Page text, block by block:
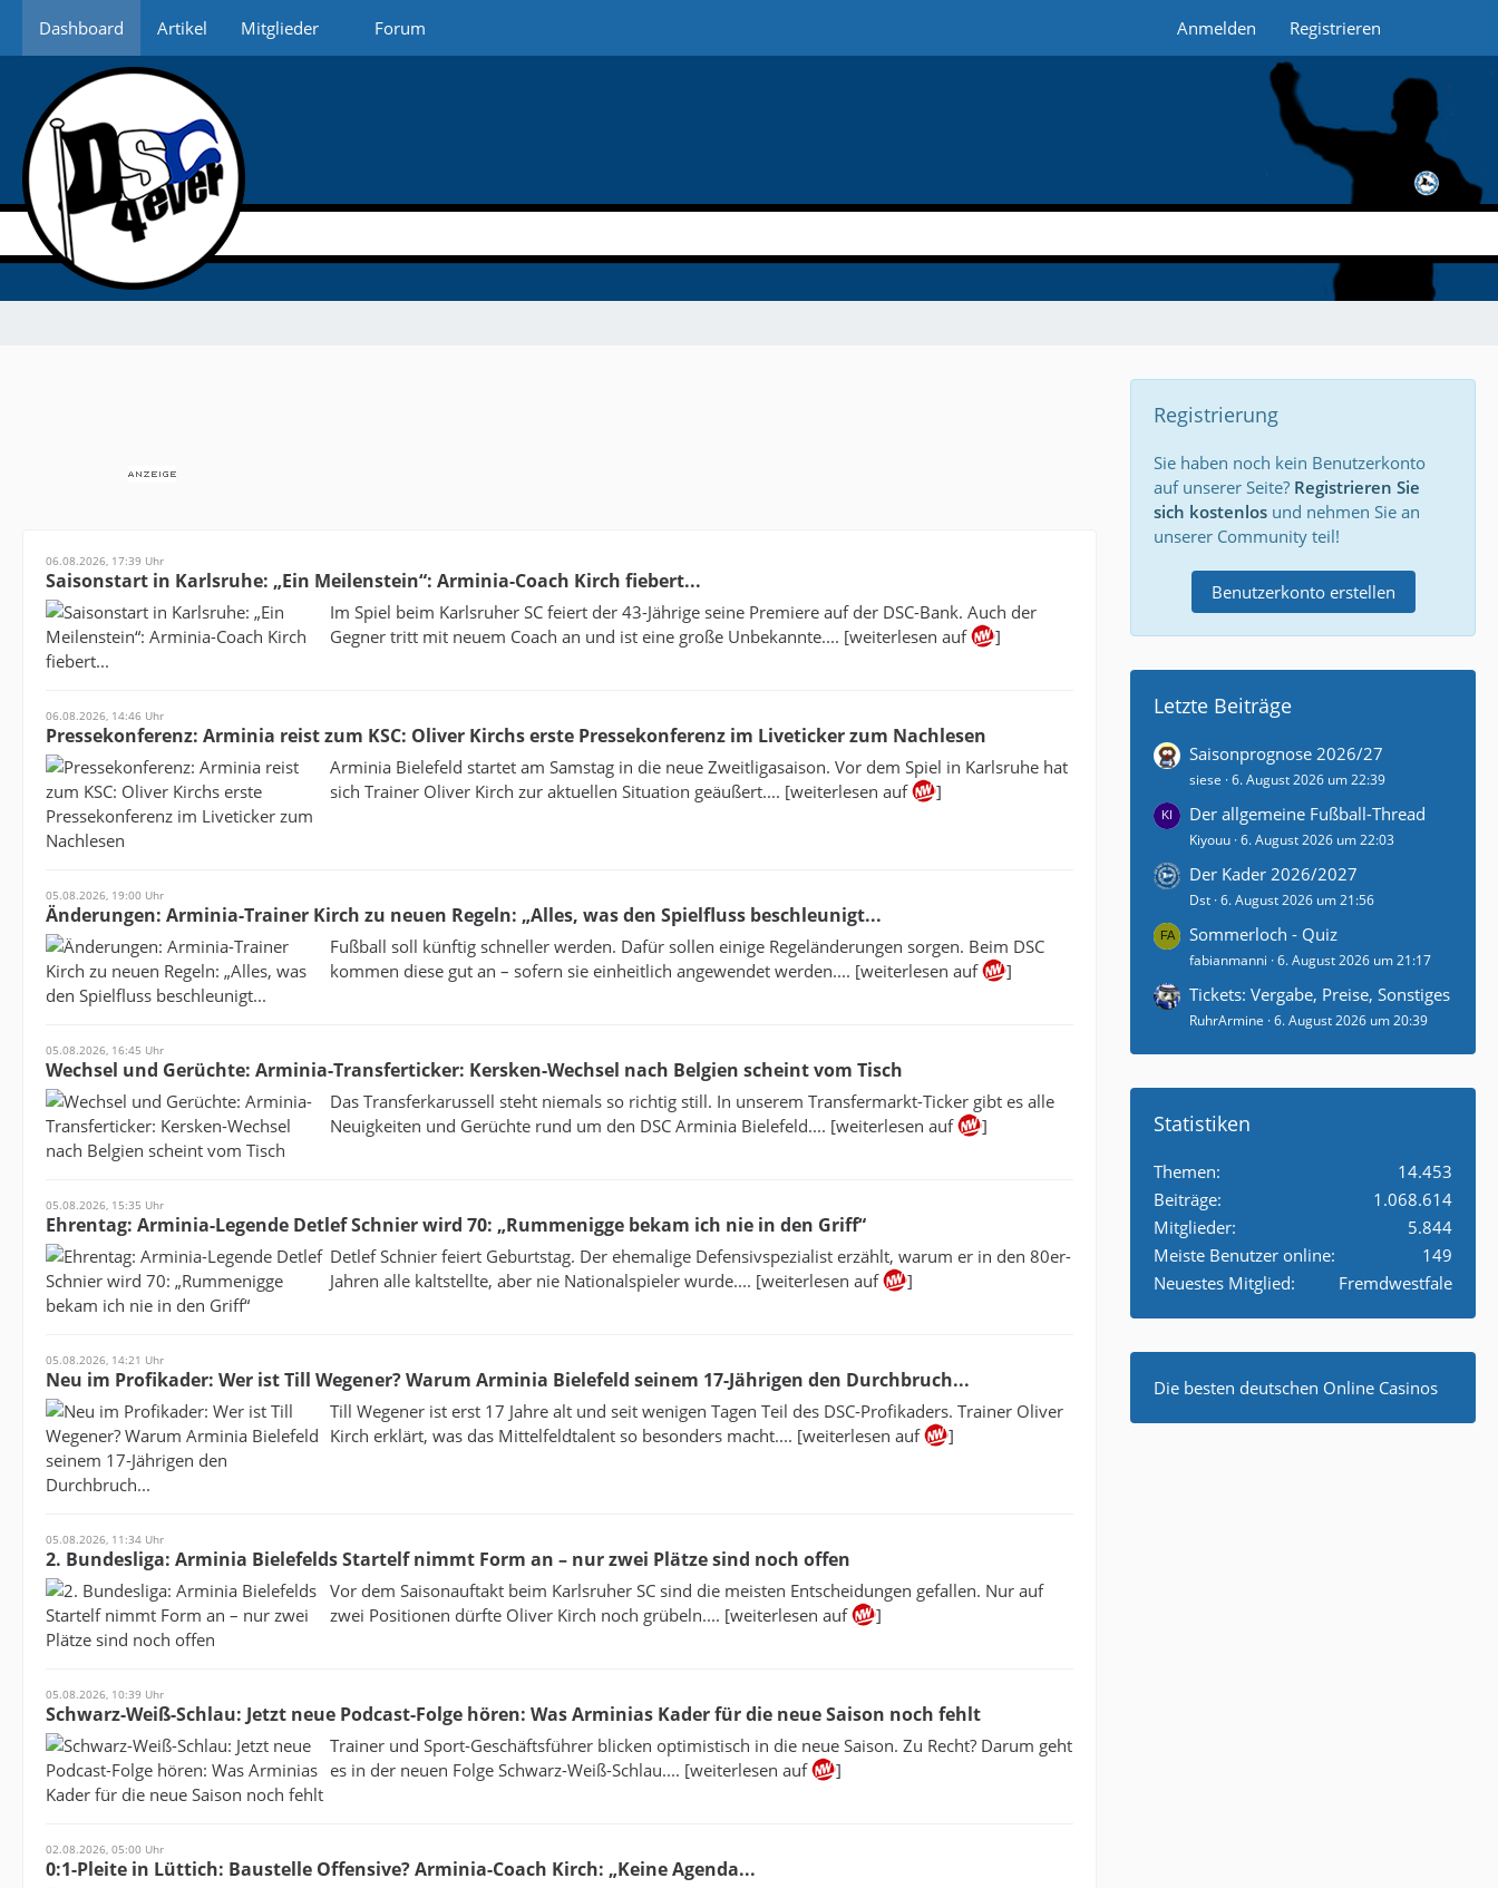
Dashboard Artikel Mitglieder Forum Anmelden Registrieren
06.08.2026, 17:39 Uhr
Saisonstart in Karlsruhe: „Ein Meilenstein“: Arminia-Coach Kirch fiebert...
Im Spiel beim Karlsruher SC feiert der 43-Jährige seine Premiere auf der DSC-Bank. Auch der
Gegner tritt mit neuem Coach an und ist eine große Unbekannte.... [weiterlesen auf
]
06.08.2026, 14:46 Uhr
Pressekonferenz: Arminia reist zum KSC: Oliver Kirchs erste Pressekonferenz im Liveticker zum Nachlesen
Arminia Bielefeld startet am Samstag in die neue Zweitligasaison. Vor dem Spiel in Karlsruhe hat
sich Trainer Oliver Kirch zur aktuellen Situation geäußert.... [weiterlesen auf
]
05.08.2026, 19:00 Uhr
Änderungen: Arminia-Trainer Kirch zu neuen Regeln: „Alles, was den Spielfluss beschleunigt...
Fußball soll künftig schneller werden. Dafür sollen einige Regeländerungen sorgen. Beim DSC
kommen diese gut an – sofern sie einheitlich angewendet werden.... [weiterlesen auf
]
05.08.2026, 16:45 Uhr
Wechsel und Gerüchte: Arminia-Transferticker: Kersken-Wechsel nach Belgien scheint vom Tisch
Das Transferkarussell steht niemals so richtig still. In unserem Transfermarkt-Ticker gibt es alle
Neuigkeiten und Gerüchte rund um den DSC Arminia Bielefeld.... [weiterlesen auf
]
05.08.2026, 15:35 Uhr
Ehrentag: Arminia-Legende Detlef Schnier wird 70: „Rummenigge bekam ich nie in den Griff“
Detlef Schnier feiert Geburtstag. Der ehemalige Defensivspezialist erzählt, warum er in den 80er-
Jahren alle kaltstellte, aber nie Nationalspieler wurde.... [weiterlesen auf
]
05.08.2026, 14:21 Uhr
Neu im Profikader: Wer ist Till Wegener? Warum Arminia Bielefeld seinem 17-Jährigen den Durchbruch...
Till Wegener ist erst 17 Jahre alt und seit wenigen Tagen Teil des DSC-Profikaders. Trainer Oliver
Kirch erklärt, was das Mittelfeldtalent so besonders macht.... [weiterlesen auf
]
05.08.2026, 11:34 Uhr
2. Bundesliga: Arminia Bielefelds Startelf nimmt Form an – nur zwei Plätze sind noch offen
Vor dem Saisonauftakt beim Karlsruher SC sind die meisten Entscheidungen gefallen. Nur auf
zwei Positionen dürfte Oliver Kirch noch grübeln.... [weiterlesen auf
]
05.08.2026, 10:39 Uhr
Schwarz-Weiß-Schlau: Jetzt neue Podcast-Folge hören: Was Arminias Kader für die neue Saison noch fehlt
Trainer und Sport-Geschäftsführer blicken optimistisch in die neue Saison. Zu Recht? Darum geht
es in der neuen Folge Schwarz-Weiß-Schlau.... [weiterlesen auf
]
02.08.2026, 05:00 Uhr
0:1-Pleite in Lüttich: Baustelle Offensive? Arminia-Coach Kirch: „Keine Agenda...
Registrierung
Sie haben noch kein Benutzerkonto
auf unserer Seite? Registrieren Sie
sich kostenlos und nehmen Sie an
unserer Community teil!
Benutzerkonto erstellen
Letzte Beiträge
Saisonprognose 2026/27
siese 6. August 2026 um 22:39
Der allgemeine Fußball-Thread
Kiyouu 6. August 2026 um 22:03
Der Kader 2026/2027
Dst 6. August 2026 um 21:56
Sommerloch - Quiz
fabianmanni 6. August 2026 um 21:17
Tickets: Vergabe, Preise, Sonstiges
RuhrArmine 6. August 2026 um 20:39
Statistiken
Themen
14.453
Beiträge
1.068.614
Mitglieder
5.844
Meiste Benutzer online
149
Neuestes Mitglied
Fremdwestfale
Die besten deutschen Online Casinos